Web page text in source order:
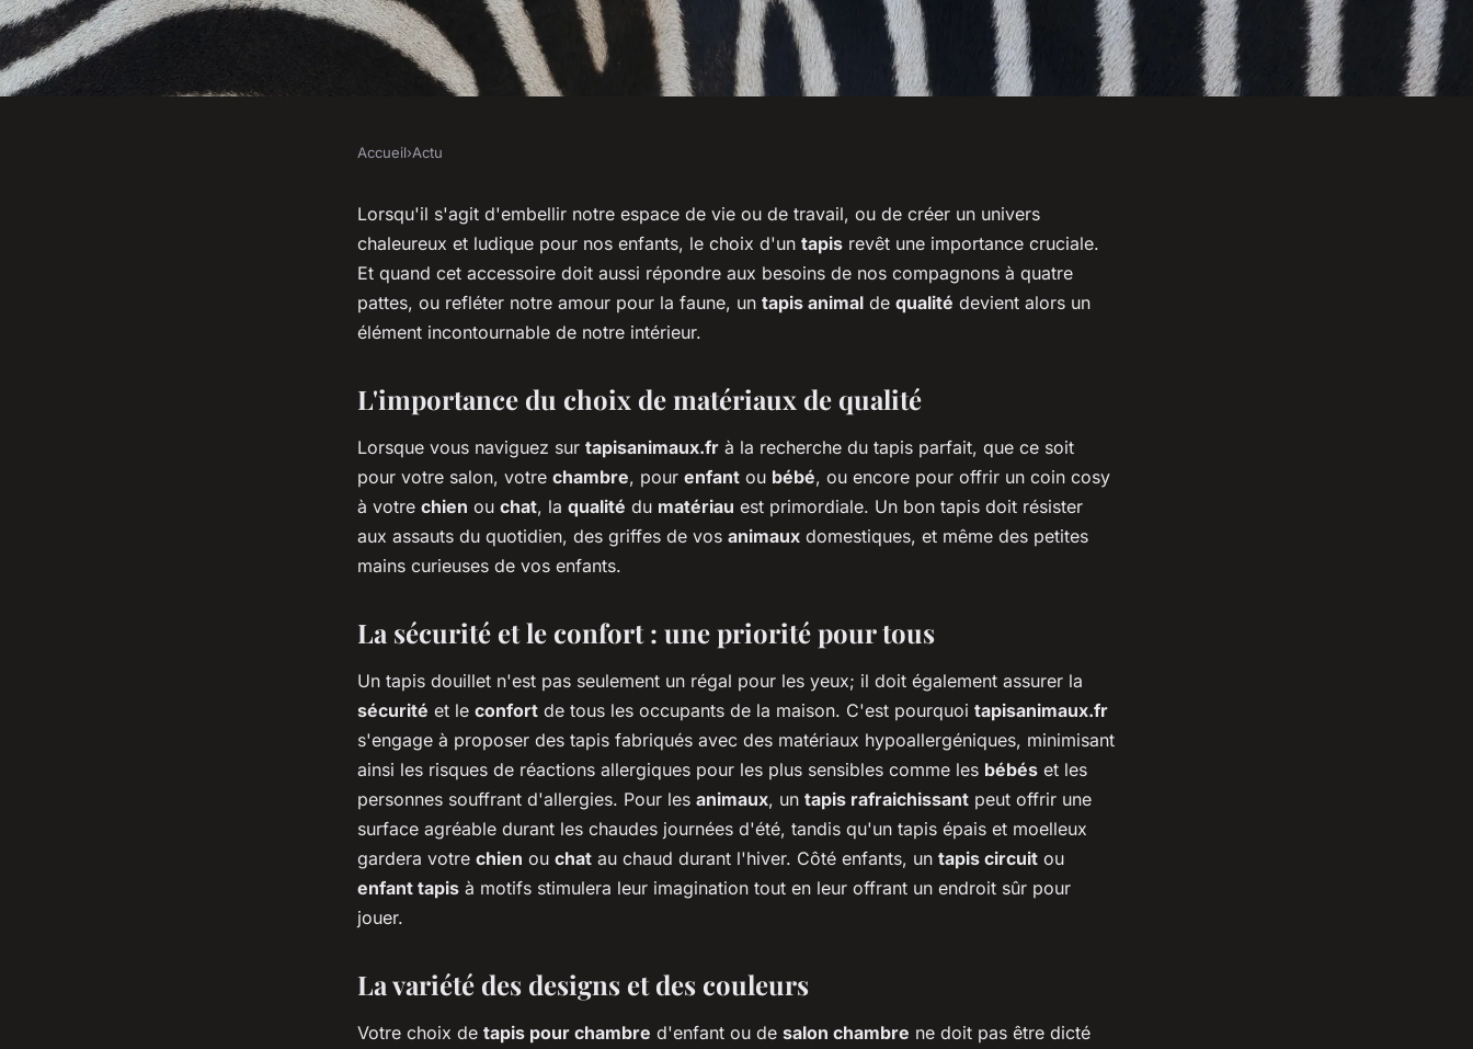
Qualité et durabilité: les critères
essentiels pour un tapis animal de
Accueil›Actu
Lorsqu'il s'agit d'embellir notre espace de vie ou de travail, ou de créer un univers
chaleureux et ludique pour nos enfants, le choix d'un tapis revêt une importance cruciale.
Et quand cet accessoire doit aussi répondre aux besoins de nos compagnons à quatre
pattes, ou refléter notre amour pour la faune, un tapis animal de qualité devient alors un
élément incontournable de notre intérieur.
L'importance du choix de matériaux de qualité
Lorsque vous naviguez sur tapisanimaux.fr à la recherche du tapis parfait, que ce soit
pour votre salon, votre chambre, pour enfant ou bébé, ou encore pour offrir un coin cosy
à votre chien ou chat, la qualité du matériau est primordiale. Un bon tapis doit résister
aux assauts du quotidien, des griffes de vos animaux domestiques, et même des petites
mains curieuses de vos enfants.
La sécurité et le confort : une priorité pour tous
Un tapis douillet n'est pas seulement un régal pour les yeux; il doit également assurer la
sécurité et le confort de tous les occupants de la maison. C'est pourquoi tapisanimaux.fr
s'engage à proposer des tapis fabriqués avec des matériaux hypoallergéniques, minimisant
ainsi les risques de réactions allergiques pour les plus sensibles comme les bébés et les
personnes souffrant d'allergies. Pour les animaux, un tapis rafraichissant peut offrir une
surface agréable durant les chaudes journées d'été, tandis qu'un tapis épais et moelleux
gardera votre chien ou chat au chaud durant l'hiver. Côté enfants, un tapis circuit ou
enfant tapis à motifs stimulera leur imagination tout en leur offrant un endroit sûr pour
jouer.
La variété des designs et des couleurs
Votre choix de tapis pour chambre d'enfant ou de salon chambre ne doit pas être dicté